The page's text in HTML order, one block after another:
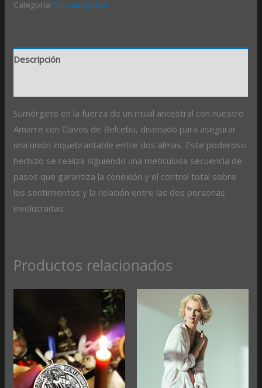
Categoría: Sin categorizar
Descripción
Sumérgete en la fuerza de un ritual ancestral con nuestro
Amarre con Clavos de Belcebú, diseñado para asegurar
una unión inquebrantable entre dos almas. Este poderoso
hechizo se realiza siguiendo una meticulosa secuencia de
pasos que garantiza la conexión y el control total sobre
los sentimientos y la relación entre las dos personas
involucradas.
Productos relacionados